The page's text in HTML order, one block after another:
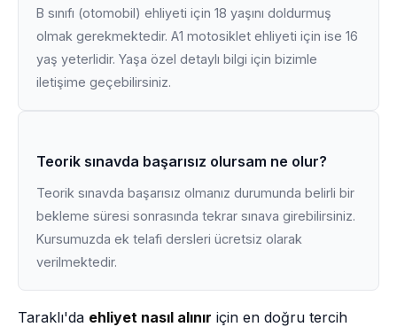
B sınıfı (otomobil) ehliyeti için 18 yaşını doldurmuş
olmak gerekmektedir. A1 motosiklet ehliyeti için ise 16
yaş yeterlidir. Yaşa özel detaylı bilgi için bizimle
iletişime geçebilirsiniz.
Teorik sınavda başarısız olursam ne olur?
Teorik sınavda başarısız olmanız durumunda belirli bir
bekleme süresi sonrasında tekrar sınava girebilirsiniz.
Kursumuzda ek telafi dersleri ücretsiz olarak
verilmektedir.
Taraklı'da ehliyet nasıl alınır için en doğru tercih